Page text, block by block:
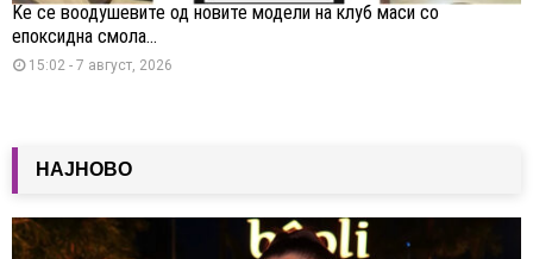
Ќе се воодушевите од новите модели на клуб маси со
епоксидна смола...
15:02 - 7 август, 2026
НАЈНОВО